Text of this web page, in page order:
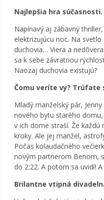
Najlepšia hra súčasnosti.
Napínavý aj zábavný
elektrizujúcu noc. Na
duchovia… Viera a
sa k sebe závratnou
Naozaj duchovia existujú?
Čomu veríte vy? Trúfate
Mladý manželský pár,
nového bytu starého
v ich dome straší. Že
kroky. Ale jej manžel,
Počas kolaudačného
novým partnerom Benom,
do 2:22. A potom sa uvidí!
Brilantne vtipná